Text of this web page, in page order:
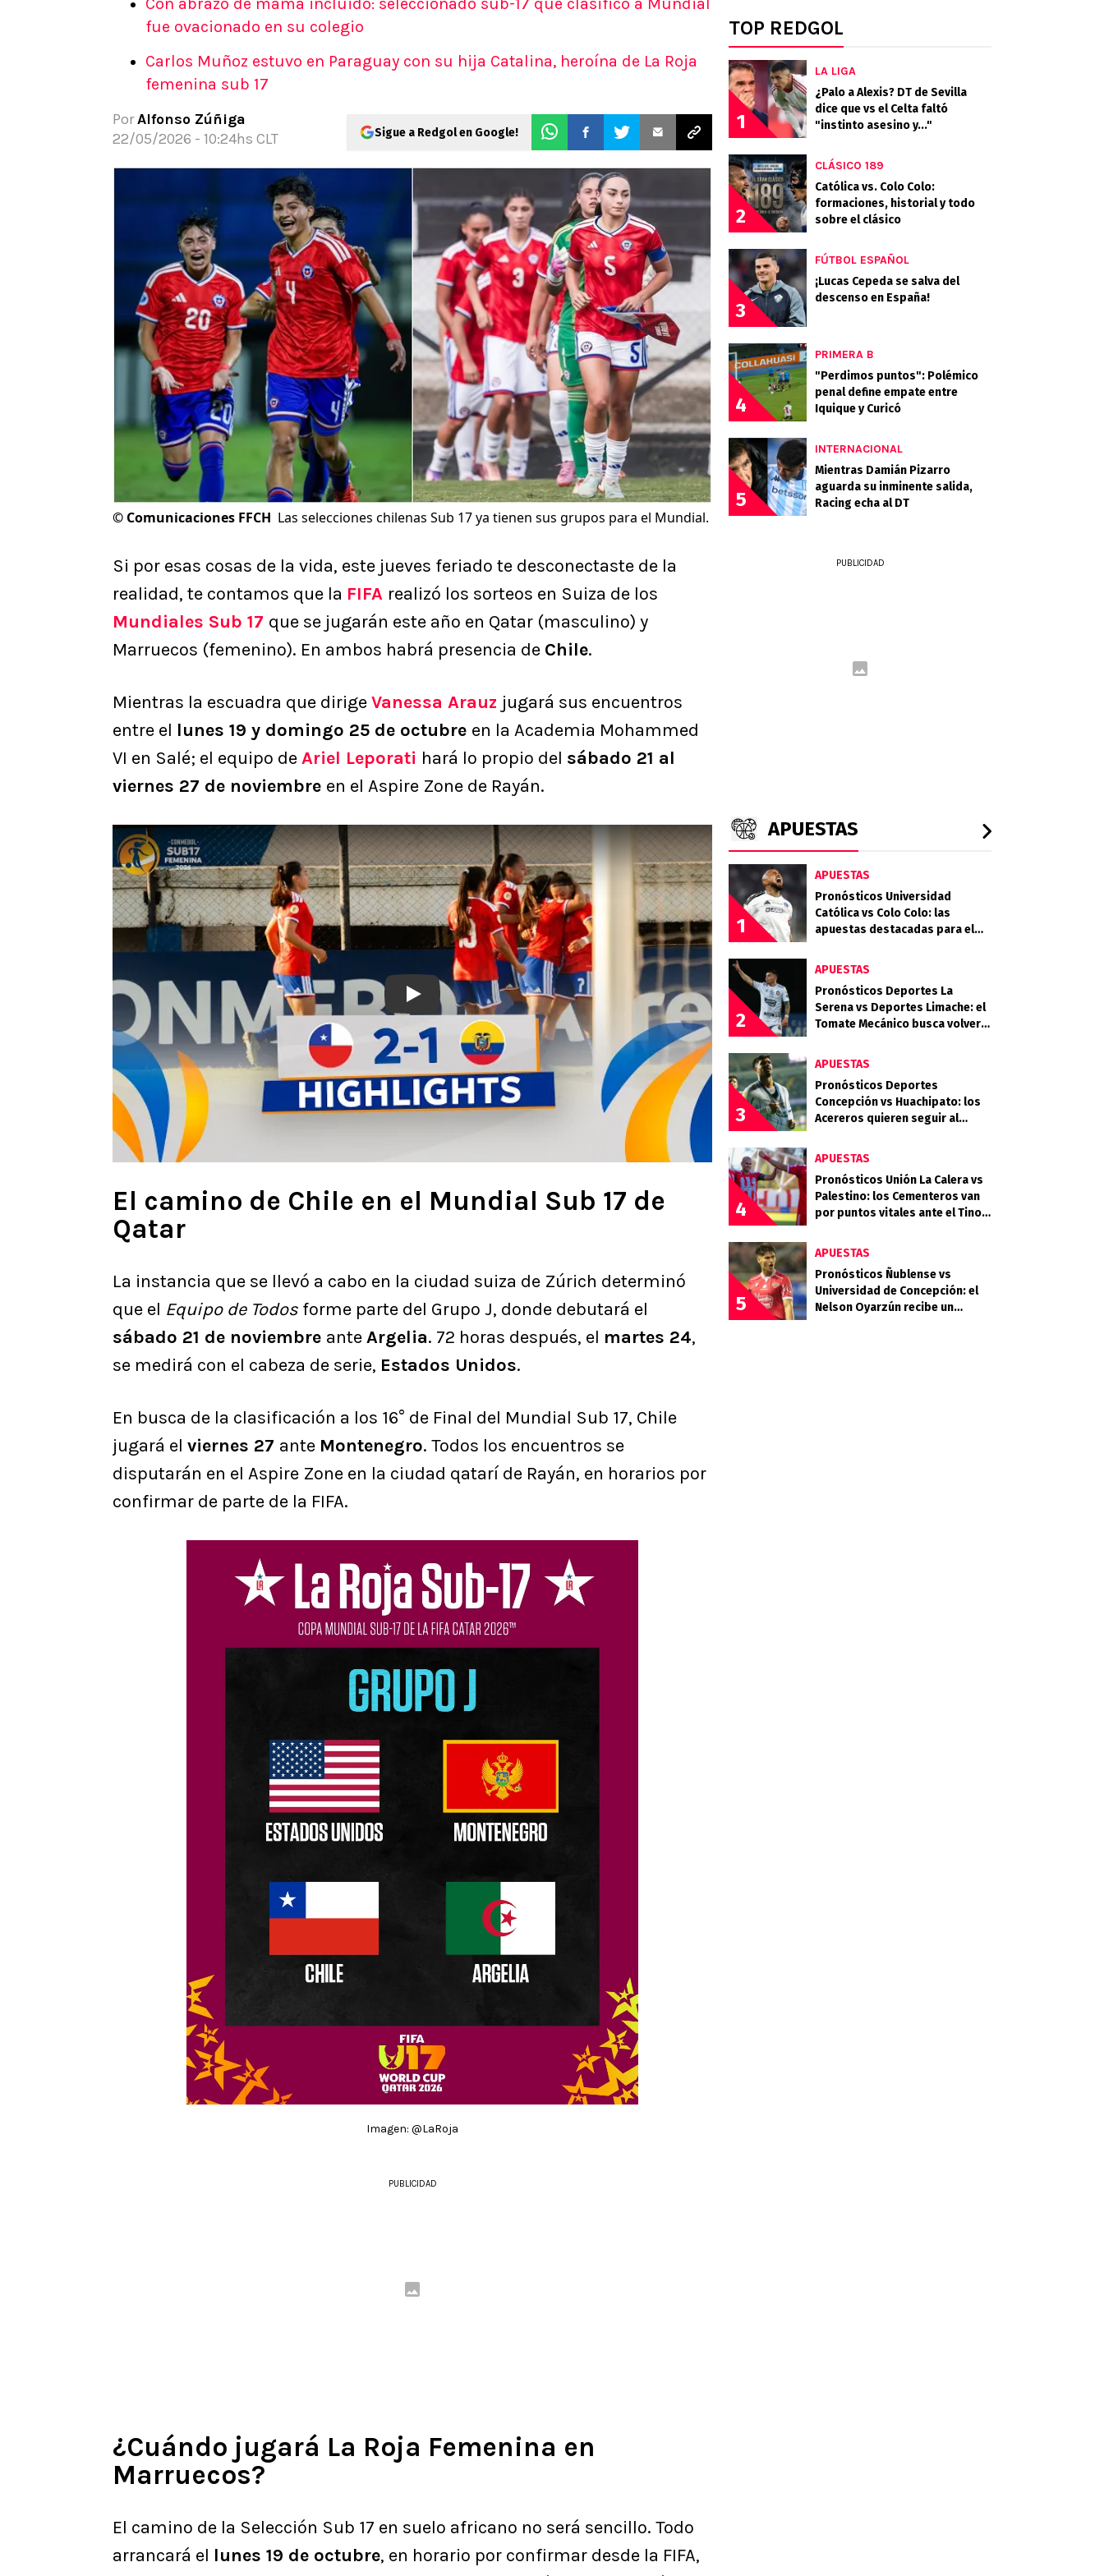
Apuesta del día
fue ovacionado en su colegio
Carlos Muñoz estuvo en Paraguay con su hija Catalina, heroína de La Roja
femenina sub 17
PorAlfonso Zúñiga
22/05/2026 - 10:24hs CLT
Sigue a Redgol en Google!
© Comunicaciones FFCH Las selecciones chilenas Sub 17 ya tienen sus grupos para el Mundial.
Si por esas cosas de la vida, este jueves feriado te desconectaste de la
realidad, te contamos que la FIFA realizó los sorteos en Suiza de los
Mundiales Sub 17 que se jugarán este año en Qatar (masculino) y
Marruecos (femenino). En ambos habrá presencia de Chile.
Mientras la escuadra que dirigeVanessa Arauz jugará sus encuentros
entre el lunes 19 y domingo 25 de octubre en la Academia Mohammed
VI en Salé; el equipo deAriel Leporati hará lo propio del sábado 21 al
viernes 27 de noviembre en el Aspire Zone de Rayán.
Play
El camino de Chile en el Mundial Sub 17 de
Qatar
La instancia que se llevó a cabo en la ciudad suiza de Zúrich determinó
que el Equipo de Todos forme parte del Grupo J, donde debutará el
sábado 21 de noviembre anteArgelia. 72 horas después, el martes 24,
se medirá con el cabeza de serie, Estados Unidos.
En busca de la clasificación a los 16° de Final del Mundial Sub 17, Chile
jugará el viernes 27 ante Montenegro. Todos los encuentros se
disputarán en el Aspire Zone en la ciudad qatarí de Rayán, en horarios por
confirmar de parte de la FIFA.
Imagen: @LaRoja
PUBLICIDAD
¿Cuándo jugará La Roja Femenina en
Marruecos?
El camino de la Selección Sub 17 en suelo africano no será sencillo. Todo
arrancará el lunes 19 de octubre, en horario por confirmar desde la FIFA,
TOP REDGOL
1
LA LIGA
¿Palo a Alexis? DT de Sevilla
dice que vs el Celta faltó
"instinto asesino y..."
2
CLÁSICO 189
Católica vs. Colo Colo:
formaciones, historial y todo
sobre el clásico
3
FÚTBOL ESPAÑOL
¡Lucas Cepeda se salva del
descenso en España!
4
PRIMERA B
"Perdimos puntos": Polémico
penal define empate entre
Iquique y Curicó
5
INTERNACIONAL
Mientras Damián Pizarro
aguarda su inminente salida,
Racing echa al DT
PUBLICIDAD
APUESTAS
1
APUESTAS
Pronósticos Universidad
Católica vs Colo Colo: las
apuestas destacadas para el
2
APUESTAS
Pronósticos Deportes La
Serena vs Deportes Limache: el
Tomate Mecánico busca volver
3
APUESTAS
Pronósticos Deportes
Concepción vs Huachipato: los
Acereros quieren seguir al
4
APUESTAS
Pronósticos Unión La Calera vs
Palestino: los Cementeros van
por puntos vitales ante el Tino
5
APUESTAS
Pronósticos Ñublense vs
Universidad de Concepción: el
Nelson Oyarzún recibe un